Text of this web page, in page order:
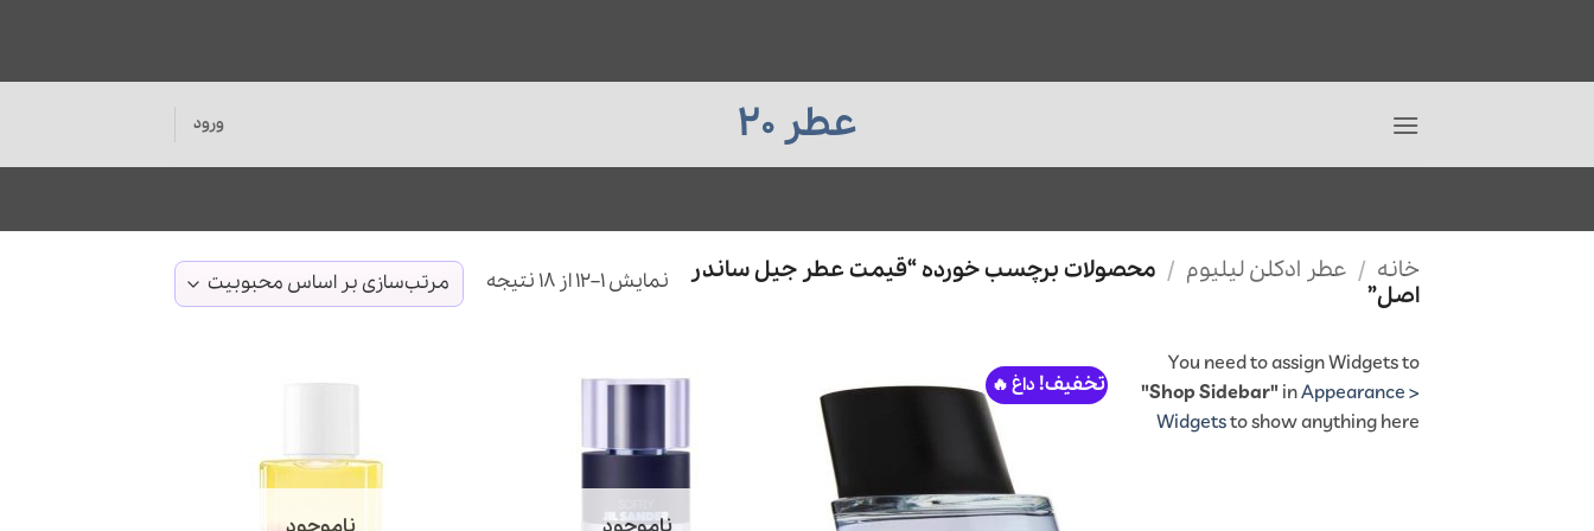
عطر 20 ورود
خانه / عطر ادکلن لیلیوم / محصولات برچسب خورده “قیمت عطر جیل ساندر
اصل”
نمایش 1–12 از 18 نتیجه
مرتب‌سازی
You need to assign Widgets to
"Shop Sidebar"inAppearance >
Widgetsto show anything here
تخفیف!